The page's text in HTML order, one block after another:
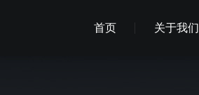
首页 关于我们